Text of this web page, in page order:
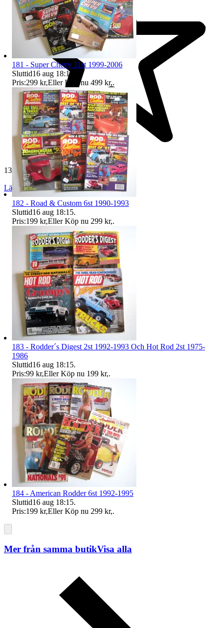
13 328 omdömen
Läs omdömen Följ
181 - Super Chevy 11st 1999-2006
Sluttid16 aug 18:15
Pris:299 kr,Eller Köp nu 499 kr,.
182 - Road & Custom 6st 1990-1993
Sluttid16 aug 18:15.
Pris:199 kr,Eller Köp nu 299 kr,.
183 - Rodder´s Digest 2st 1992-1993 Och Hot Rod 2st 1975-
1986
Sluttid16 aug 18:15.
Pris:99 kr,Eller Köp nu 199 kr,.
184 - American Rodder 6st 1992-1995
Sluttid16 aug 18:15.
Pris:199 kr,Eller Köp nu 299 kr,.
Mer från samma butikVisa alla